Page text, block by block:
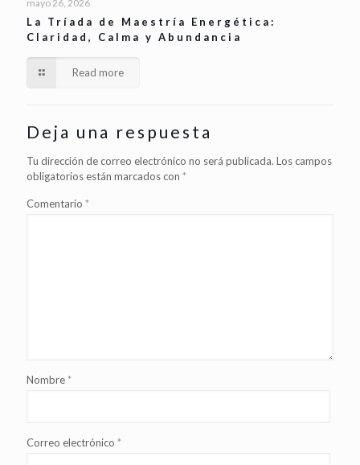
mayo 26, 2026
La Tríada de Maestría Energética:
Claridad, Calma y Abundancia
Read more
Deja una respuesta
Tu dirección de correo electrónico no será publicada. Los campos
obligatorios están marcados con *
Comentario *
Nombre*
Correo electrónico *